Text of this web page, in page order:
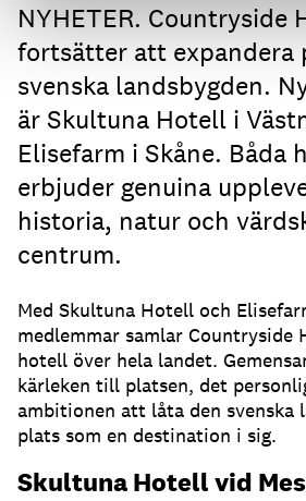
NYHETER. Countryside
fortsätter att expandera
svenska landsbygden.
är Skultuna Hotell i
Elisefarm i Skåne. Båda
erbjuder genuina
historia, natur och
centrum.
Med Skultuna Hotell och
medlemmar samlar Countryside
hotell över hela landet.
kärleken till platsen, det
ambitionen att låta den svenska
plats som en destination i sig.
Skultuna Hotell vid